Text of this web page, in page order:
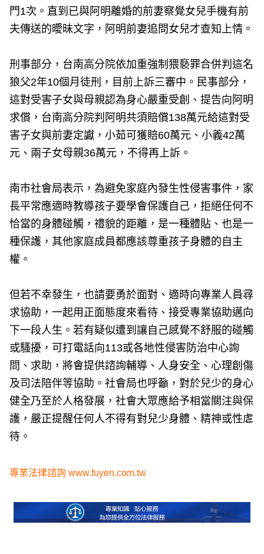
門1次。直到已與阿明離婚的前妻察覺女兒手機有前
夫傳送的曖昧文字，阿明前妻追問女兒才查知上情。
刑事部分，台南高分院依加重強制猥褻罪合併判這名
狼父2年10個月徒刑，目前上訴三審中。民事部分，
這對受害子女與母親認為身心嚴重受創、提告向阿明
求償，台南高分院判阿明共須賠償138萬元給這對受
害子女與前妻定讞，小茹可獲賠60萬元、小義42萬
元、兩子女母親36萬元，不得再上訴。
南市社會局表示，為避免家庭內發生性侵害事件，家
長平常應適時教導孩子要學會保護自己，拒絕任何不
恰當的身體碰觸，禮貌的距離，是一種體貼、也是一
種保護，其他家庭成員都應該尊重孩子身體的自主
權。
但若不幸發生，也請要勇於面對、適時向專業人員尋
求協助，一起用正面態度來看待、接受專業協助邁向
下一段人生。若有疑似遭到讓自己感覺不舒服的碰觸
或騷擾，可打電話向113或各地性侵害防治中心詢
問、求助，將會提供諮詢輔導、人身安全、心理創傷
及司法陪伴等協助。社會局也呼籲，對於兒少的身心
健全乃至於人格發展，社會大眾應給予相當關注與保
護，嚴正提醒任何人不得有對兒少身體、精神或性虐
待。
專業法律諮詢www.fuyen.com.tw